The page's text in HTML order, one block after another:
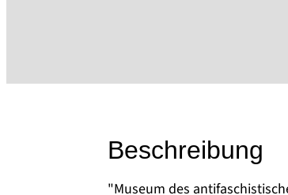
Beschreibung
"Museum des